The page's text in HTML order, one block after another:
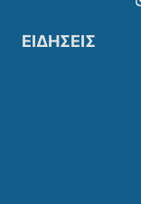
ΕΙΔΗΣΕΙΣ